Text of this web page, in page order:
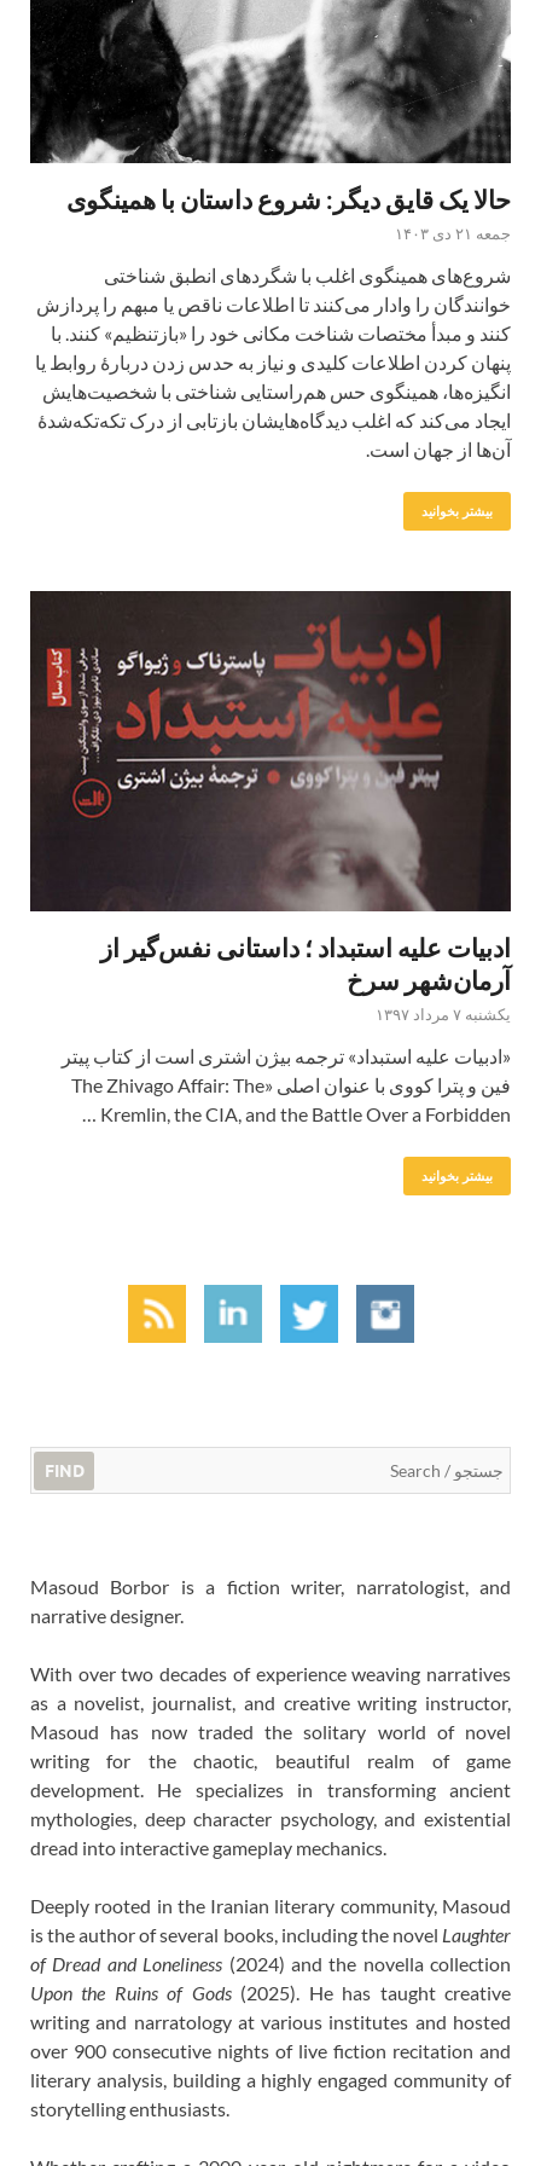
حالا یک قایق دیگر: شروع داستان با همینگوی
جمعه ۲۱ دی ۱۴۰۳
شروع‌های همینگوی اغلب با شگردهای انطبق شناختی
خوانندگان را وادار می‌کنند تا اطلاعات ناقص یا مبهم را پردازش
کنند و مبدأ مختصات شناخت مکانی خود را «بازتنظیم» کنند. با
پنهان کردن اطلاعات کلیدی و نیاز به حدس زدن دربارۀ روابط یا
انگیزه‌ها، همینگوی حس هم‌راستایی شناختی با شخصیت‌هایش
ایجاد می‌کند که اغلب دیدگاه‌هایشان بازتابی از درک تکه‌تکه‌شدۀ
آن‌ها از جهان است.
بیشتر بخوانید
ادبیات علیه استبداد ؛ داستانی نفس‌گیر از
آرمان‌شهر سرخ
یکشنبه ۷ مرداد ۱۳۹۷
«ادبیات علیه استبداد» ترجمه بیژن اشتری است از کتاب پیتر
فین و پترا کووی با عنوان اصلی «The Zhivago Affair: The
Kremlin, the CIA, and the Battle Over a Forbidden …
بیشتر بخوانید
FIND
Masoud Borbor is a fiction writer, narratologist, and
narrative designer.
With over two decades of experience weaving narratives
as a novelist, journalist, and creative writing instructor,
Masoud has now traded the solitary world of novel
writing for the chaotic, beautiful realm of game
development. He specializes in transforming ancient
mythologies, deep character psychology, and existential
dread into interactive gameplay mechanics.
Deeply rooted in the Iranian literary community, Masoud
is the author of several books, including the novel Laughter
of Dread and Loneliness (2024) and the novella collection
Upon the Ruins of Gods(2025). He has taught creative
writing and narratology at various institutes and hosted
over 900 consecutive nights of live fiction recitation and
literary analysis, building a highly engaged community of
storytelling enthusiasts.